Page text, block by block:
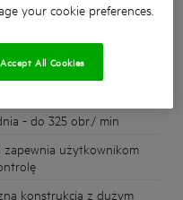
dostarcza do 61Nm
- do 325 obr./ min
zapewnia użytkownikom
konstrukcja z dużym
your cookie preferences.
Accept All Cookies